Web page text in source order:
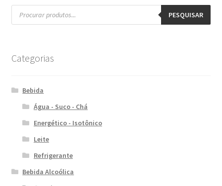
Pesquisar
produtos PESQUISAR
Categorias
Bebida
Água - Suco - Chá
Energético - Isotônico
Leite
Refrigerante
Bebida Alcoólica